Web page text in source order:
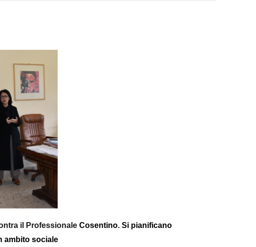
il Professionale Cosentino. Si pianificano
ambito sociale